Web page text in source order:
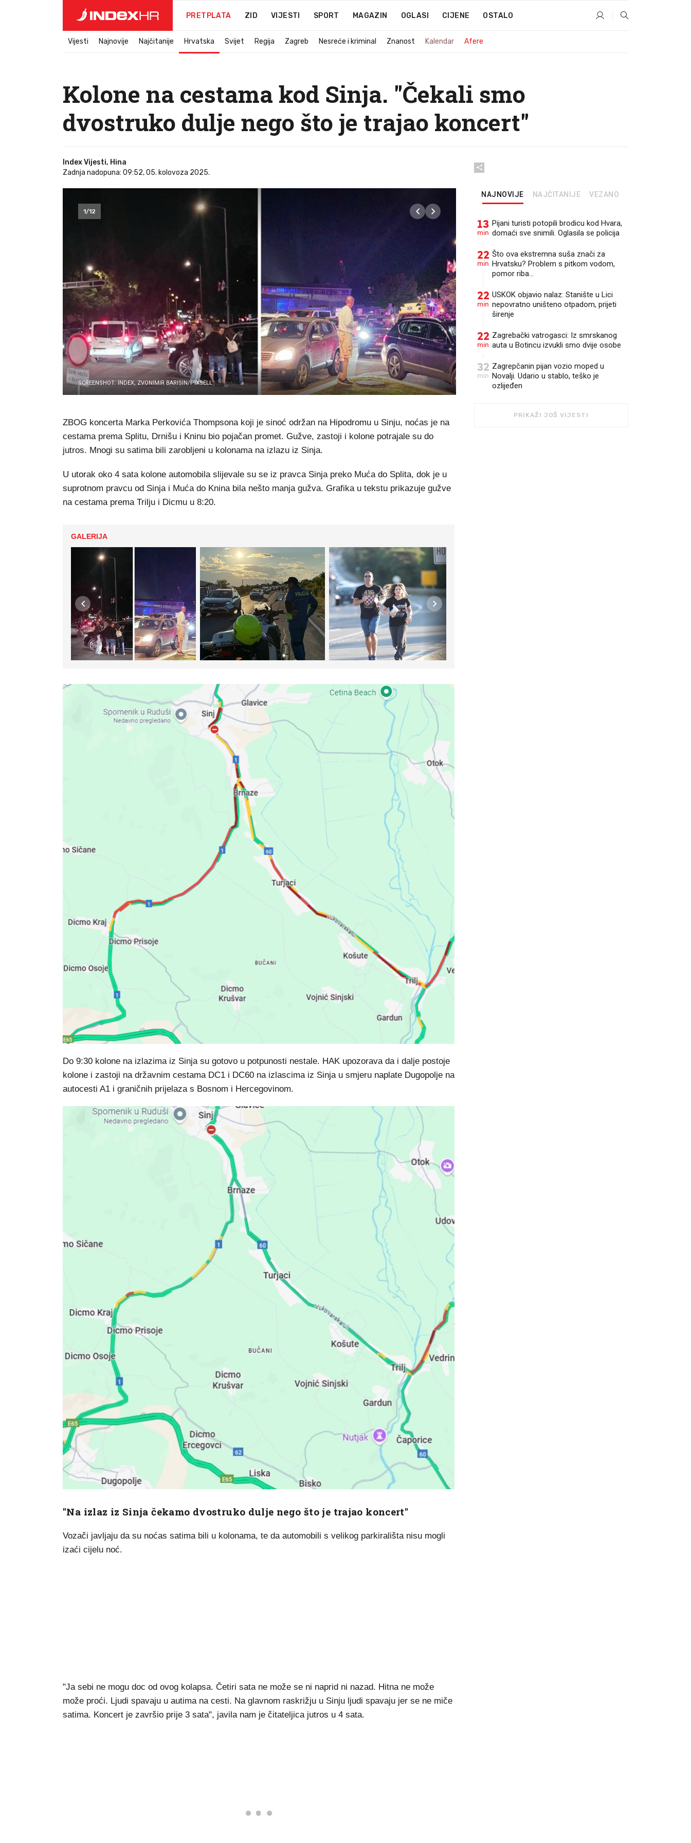
PRETPLATA ZID VIJESTI SPORT MAGAZIN OGLASI CIJENE OSTALO
Vijesti Najnovije Najčitanije Hrvatska Svijet Regija Zagreb Nesreće i kriminal Znanost Kalendar Afere
Kolone na cestama kod Sinja. "Čekali smo
dvostruko dulje nego što je trajao koncert"
Index Vijesti, Hina
Zadnja nadopuna: 09:52, 05. kolovoza 2025.
1/12
SCREENSHOT: INDEX, ZVONIMIR BARISIN/PIXSELL
ZBOG koncerta Marka Perkovića Thompsona koji je sinoć održan na Hipodromu u Sinju, noćas je na
cestama prema Splitu, Drnišu i Kninu bio pojačan promet. Gužve, zastoji i kolone potrajale su do
jutros. Mnogi su satima bili zarobljeni u kolonama na izlazu iz Sinja.
U utorak oko 4 sata kolone automobila slijevale su se iz pravca Sinja preko Muća do Splita, dok je u
suprotnom pravcu od Sinja i Muća do Knina bila nešto manja gužva. Grafika u tekstu prikazuje gužve
na cestama prema Trilju i Dicmu u 8:20.
GALERIJA
Do 9:30 kolone na izlazima iz Sinja su gotovo u potpunosti nestale. HAK upozorava da i dalje postoje
kolone i zastoji na državnim cestama DC1 i DC60 na izlascima iz Sinja u smjeru naplate Dugopolje na
autocesti A1 i graničnih prijelaza s Bosnom i Hercegovinom.
"Na izlaz iz Sinja čekamo dvostruko dulje nego što je trajao koncert"
Vozači javljaju da su noćas satima bili u kolonama, te da automobili s velikog parkirališta nisu mogli
izaći cijelu noć.
"Ja sebi ne mogu doc od ovog kolapsa. Četiri sata ne može se ni naprid ni nazad. Hitna ne može
može proći. Ljudi spavaju u autima na cesti. Na glavnom raskrižju u Sinju ljudi spavaju jer se ne miče
satima. Koncert je završio prije 3 sata", javila nam je čitateljica jutros u 4 sata.
NAJNOVIJE NAJČITANIJE VEZANO
13
min
Pijani turisti potopili brodicu kod Hvara,
domaći sve snimili. Oglasila se policija
22
min
Što ova ekstremna suša znači za
Hrvatsku? Problem s pitkom vodom,
pomor riba...
22
min
USKOK objavio nalaz: Stanište u Lici
nepovratno uništeno otpadom, prijeti
širenje
22
min
Zagrebački vatrogasci: Iz smrskanog
auta u Botincu izvukli smo dvije osobe
32
min
Zagrepčanin pijan vozio moped u
Novalji. Udario u stablo, teško je
ozlijeđen
PRIKAŽI JOŠ VIJESTI